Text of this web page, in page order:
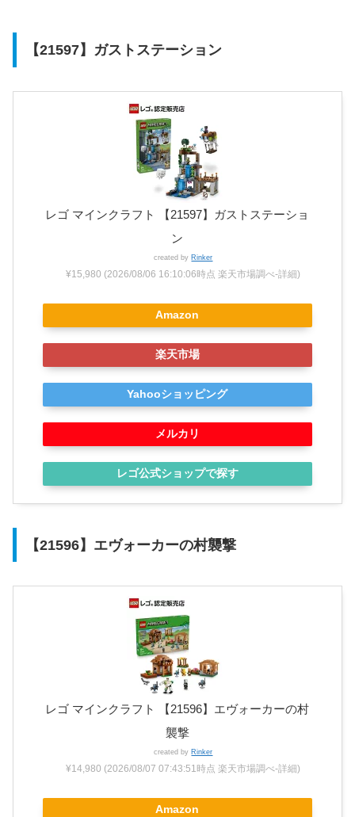
【21597】ガストステーション
レゴ マインクラフト 【21597】ガストステーショ
ン
created by Rinker
¥15,980 (2026/08/06 16:10:06時点 楽天市場調べ-詳細)
Amazon
楽天市場
Yahooショッピング
メルカリ
レゴ公式ショップで探す
【21596】エヴォーカーの村襲撃
レゴ マインクラフト 【21596】エヴォーカーの村
襲撃
created by Rinker
¥14,980 (2026/08/07 07:43:51時点 楽天市場調べ-詳細)
Amazon